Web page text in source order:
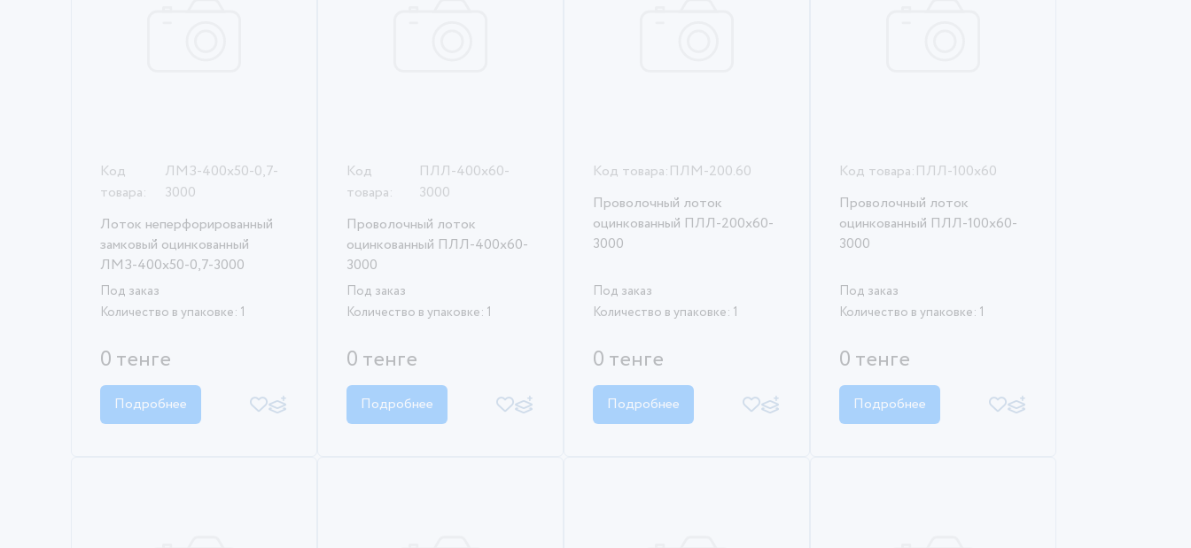
Код
товара:
ЛМЗ-400х50-0,7-
3000
Лоток неперфорированный
замковый оцинкованный
ЛМЗ-400х50-0,7-3000
Под заказ
Количество в упаковке: 1
0 тенге
Подробнее
Код
товара:
ПЛЛ-400х60-
3000
Проволочный лоток
оцинкованный ПЛЛ-400х60-
3000
Под заказ
Количество в упаковке: 1
0 тенге
Подробнее
Код товара:ПЛМ-200.60
Проволочный лоток
оцинкованный ПЛЛ-200х60-
3000
Под заказ
Количество в упаковке: 1
0 тенге
Подробнее
Код товара:ПЛЛ-100х60
Проволочный лоток
оцинкованный ПЛЛ-100х60-
3000
Под заказ
Количество в упаковке: 1
0 тенге
Подробнее